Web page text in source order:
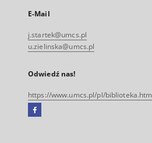
E-Mail
j.startek@umcs.pl
u.zielinska@umcs.pl
Odwiedź nas!
https://www.umcs.pl/pl/biblioteka.htm
Facebook